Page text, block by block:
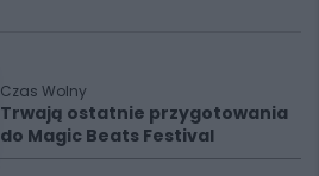
Czas Wolny
Trwają ostatnie przygotowania
do Magic Beats Festival